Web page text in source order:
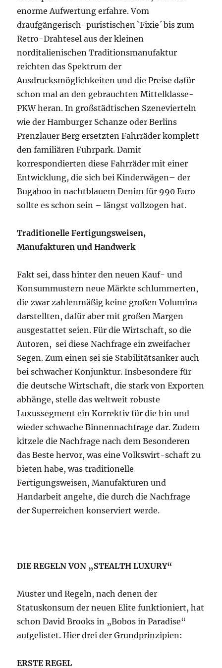
enorme Aufwertung erfahre. Vom
draufgängerisch-puristischen `Fixie´ bis zum
Retro-Drahtesel aus der kleinen
norditalienischen Traditionsmanufaktur
reichten das Spektrum der
Ausdrucksmöglichkeiten und die Preise dafür
schon mal an den gebrauchten Mittelklasse-
PKW heran. In großstädtischen Szenevierteln
wie der Hamburger Schanze oder Berlins
Prenzlauer Berg ersetzten Fahrräder komplett
den familiären Fuhrpark. Damit
korrespondierten diese Fahrräder mit einer
Entwicklung, die sich bei Kinderwägen– der
Bugaboo in nachtblauem Denim für 990 Euro
sollte es schon sein – längst vollzogen hat.
Traditionelle Fertigungsweisen,
Manufakturen und Handwerk
Fakt sei, dass hinter den neuen Kauf- und
Konsummustern neue Märkte schlummerten,
die zwar zahlenmäßig keine großen Volumina
darstellten, dafür aber mit großen Margen
ausgestattet seien. Für die Wirtschaft, so die
Autoren, sei diese Nachfrage ein zweifacher
Segen. Zum einen sei sie Stabilitätsanker auch
bei schwacher Konjunktur. Insbesondere für
die deutsche Wirtschaft, die stark von Exporten
abhänge, stelle das weltweit robuste
Luxussegment ein Korrektiv für die hin und
wieder schwache Binnennachfrage dar. Zudem
kitzele die Nachfrage nach dem Besonderen
das Beste hervor, was eine Volkswirt-schaft zu
bieten habe, was traditionelle
Fertigungsweisen, Manufakturen und
Handarbeit angehe, die durch die Nachfrage
der Superreichen konserviert werde.
DIE REGELN VON „STEALTH LUXURY“
Muster und Regeln, nach denen der
Statuskonsum der neuen Elite funktioniert, hat
schon David Brooks in „Bobos in Paradise“
aufgelistet. Hier drei der Grundprinzipien:
ERSTE REGEL